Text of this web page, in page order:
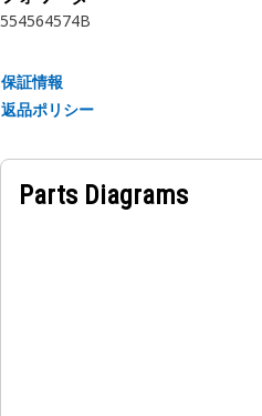
産性を重視して設計されています
• 強度と品質 – ファスナは、ISO
するシステムとして連携するよ
554564574B
保証情報
返品ポリシー
Parts Diagrams